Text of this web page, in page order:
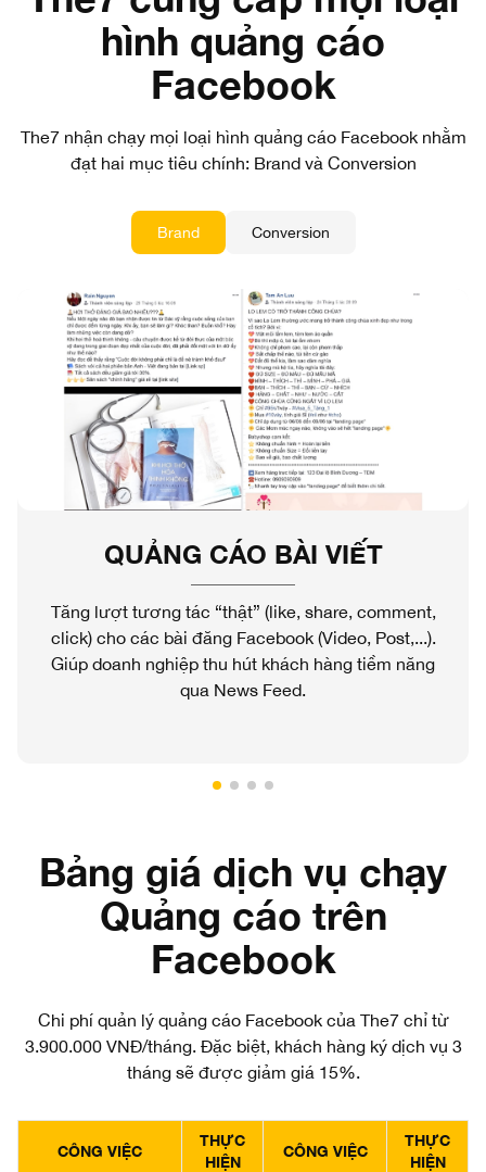
hình quảng cáo
Facebook
The7 nhận chạy mọi loại hình quảng cáo Facebook nhằm
đạt hai mục tiêu chính: Brand và Conversion
Brand Conversion
QUẢNG CÁO BÀI VIẾT
Tăng lượt tương tác “thật” (like, share, comment,
click) cho các bài đăng Facebook (Video, Post,...).
Giúp doanh nghiệp thu hút khách hàng tiềm năng
qua News Feed.
Bảng giá dịch vụ chạy
Quảng cáo trên
Facebook
Chi phí quản lý quảng cáo Facebook của The7 chỉ từ
3.900.000 VNĐ/tháng. Đặc biệt, khách hàng ký dịch vụ 3
tháng sẽ được giảm giá 15%.
CÔNG VIỆC
THỰC
HIỆN
CÔNG VIỆC
THỰC
HIỆN